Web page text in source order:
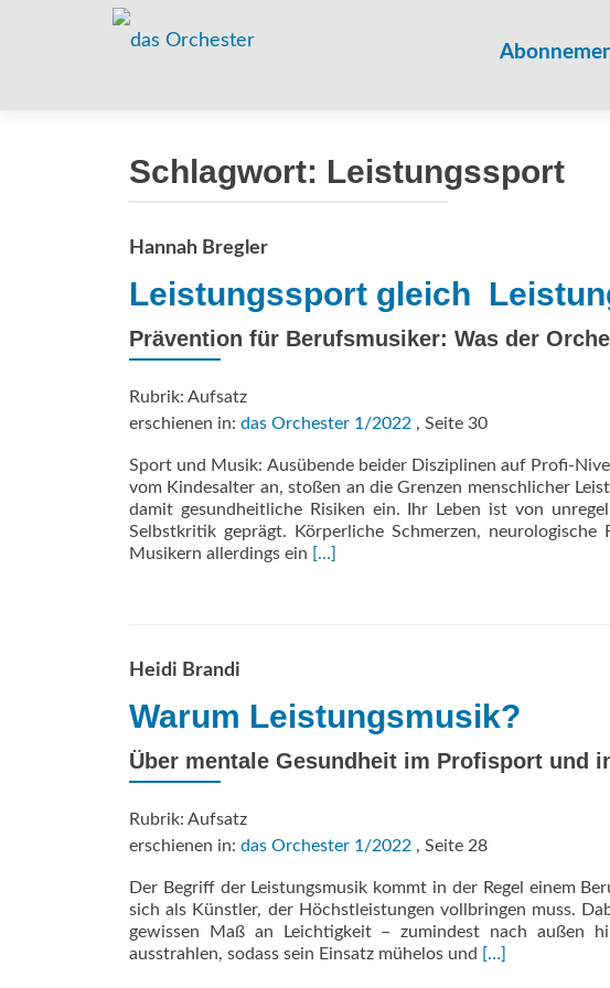
Schlagwort: Leistungssport
Hannah Bregler
Leistungssport gleich
Prävention für Berufsmusiker: Was der
Rubrik: Aufsatz
erschienen in: das Orchester 1/2022 , Seite 30
Sport und Musik: Ausübende beider Disziplinen auf Profi-
vom Kindesalter an, stoßen an die Grenzen menschlicher
damit gesundheitliche Risiken ein. Ihr Leben ist von
Selbstkritik geprägt. Körperliche Schmerzen,
Musikern allerdings ein Read
[…]
Heidi Brandi
Warum Leistungsmusik?
Über mentale Gesundheit im Profisport und
Rubrik: Aufsatz
erschienen in: das Orchester 1/2022 , Seite 28
Der Begriff der Leistungsmusik kommt in der Regel einem
sich als Künstler, der Höchstleistungen vollbringen muss.
gewissen Maß an Leichtigkeit – zumindest nach außen
ausstrahlen, sodass sein Einsatz mühelos und Read
[…]